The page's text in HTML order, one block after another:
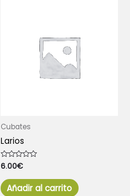
Cubates
Larios
Valorado
con
de
5
6.00€
Añadir al carrito